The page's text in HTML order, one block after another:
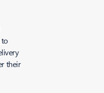
to
their